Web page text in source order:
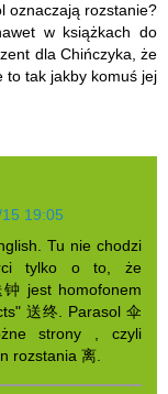
oznaczają rozstanie?
w książkach do
dla Chińczyka, że
to tak jakby komuś jej
19:05
Tu nie chodzi
tylko o to, że
jest homofonem
送终. Parasol 伞
strony , czyli
rozstania 离.